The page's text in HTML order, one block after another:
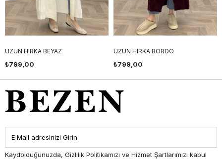
UZUN HIRKA BEYAZ
₺799,00
UZUN HIRKA BORDO
₺799,00
Kaydolduğunuzda, Gizlilik Politikamızı ve Hizmet Şartlarımızı kabul